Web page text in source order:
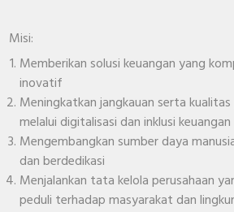
Misi:
Memberikan solusi keuangan yang
inovatif
Meningkatkan jangkauan serta
melalui digitalisasi dan inklusi keuangan
Mengembangkan sumber daya
dan berdedikasi
Menjalankan tata kelola perusahaan
peduli terhadap masyarakat dan